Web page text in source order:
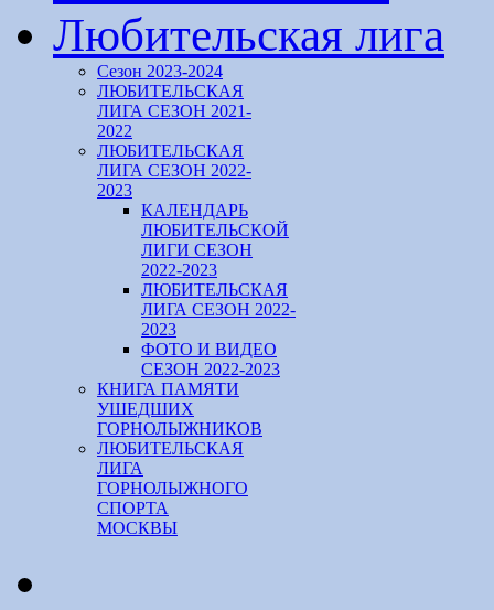
Любительская лига
Сезон 2023-2024
ЛЮБИТЕЛЬСКАЯ
ЛИГА СЕЗОН 2021-
2022
ЛЮБИТЕЛЬСКАЯ
ЛИГА СЕЗОН 2022-
2023
КАЛЕНДАРЬ
ЛЮБИТЕЛЬСКОЙ
ЛИГИ СЕЗОН
2022-2023
ЛЮБИТЕЛЬСКАЯ
ЛИГА СЕЗОН 2022-
2023
ФОТО И ВИДЕО
СЕЗОН 2022-2023
КНИГА ПАМЯТИ
УШЕДШИХ
ГОРНОЛЫЖНИКОВ
ЛЮБИТЕЛЬСКАЯ
ЛИГА
ГОРНОЛЫЖНОГО
СПОРТА
МОСКВЫ